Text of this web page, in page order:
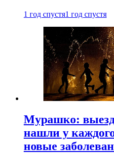
1 год спустя1 год спустя
Мурашко:
нашли у
новые